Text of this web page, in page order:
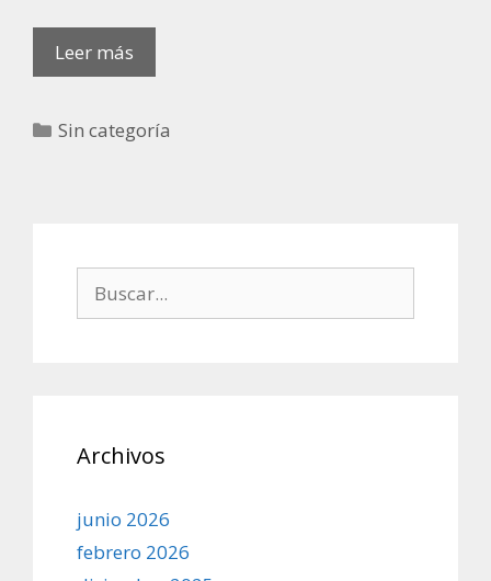
Leer más
EN
Categorías
Sin categoría
Archivos
junio 2026
febrero 2026